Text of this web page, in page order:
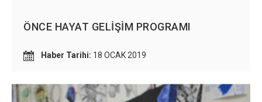
ÖNCE HAYAT GELİŞİM PROGRAMI
Haber Tarihi: 18 OCAK 2019